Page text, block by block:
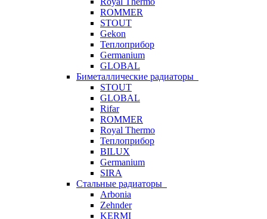
ROMMER
STOUT
Gekon
Теплоприбор
Germanium
GLOBAL
Биметаллические радиаторы
STOUT
GLOBAL
Rifar
ROMMER
Royal Thermo
Теплоприбор
BILUX
Germanium
SIRA
Стальные радиаторы
Arbonia
Zehnder
KERMI